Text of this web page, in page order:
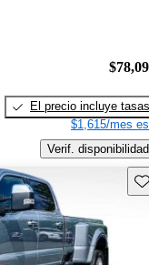
El precio incluye tasas
$1,615/mes
Verif. disponibilidad